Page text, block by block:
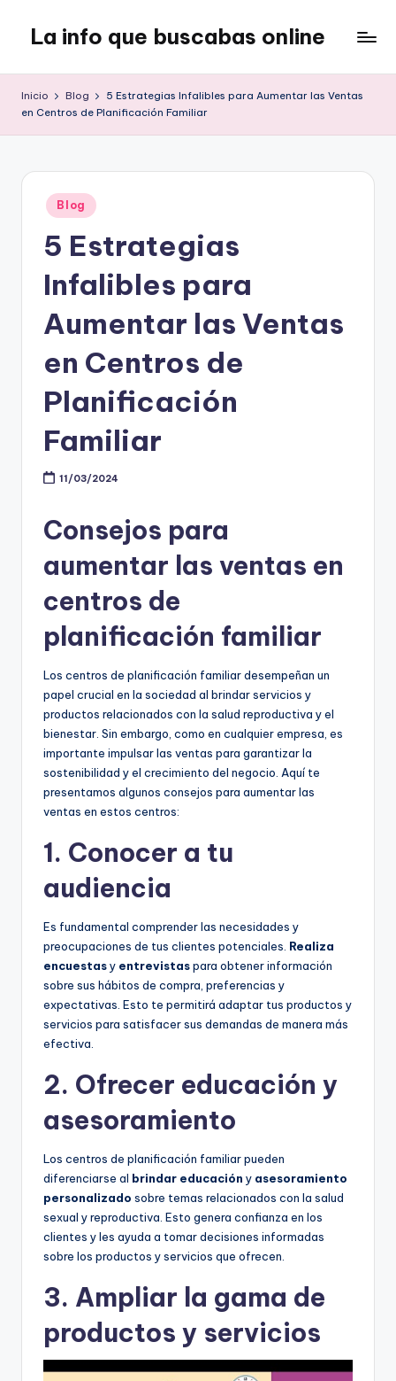
contenido
La info que buscabas online
para
Inicio Blog
5 Estrategias Infalibles para Aumentar las Ventas
en Centros de Planificación Familiar
Publicado
en
Blog
5 Estrategias
Infalibles para
Aumentar las Ventas
en Centros de
Planificación
Familiar
11/03/2024
Consejos para
aumentar las ventas en
centros de
planificación familiar
Los centros de planificación familiar desempeñan un
papel crucial en la sociedad al brindar servicios y
productos relacionados con la salud reproductiva y el
bienestar. Sin embargo, como en cualquier empresa, es
importante impulsar las ventas para garantizar la
sostenibilidad y el crecimiento del negocio. Aquí te
presentamos algunos consejos para aumentar las
ventas en estos centros:
1. Conocer a tu
audiencia
Es fundamental comprender las necesidades y
preocupaciones de tus clientes potenciales. Realiza
encuestasy entrevistaspara obtener información
sobre sus hábitos de compra, preferencias y
expectativas. Esto te permitirá adaptar tus productos y
servicios para satisfacer sus demandas de manera más
efectiva.
2. Ofrecer educación y
asesoramiento
Los centros de planificación familiar pueden
diferenciarse al brindar educación y asesoramiento
personalizado sobre temas relacionados con la salud
sexual y reproductiva. Esto genera confianza en los
clientes y les ayuda a tomar decisiones informadas
sobre los productos y servicios que ofrecen.
3. Ampliar la gama de
productos y servicios